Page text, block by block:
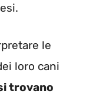
le
loro cani
trovano